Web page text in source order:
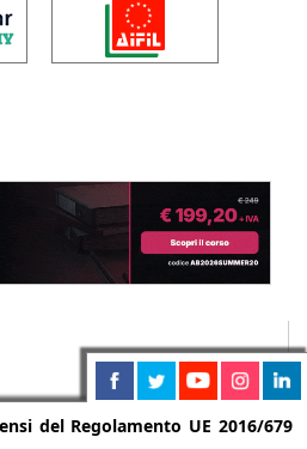
del Regolamento UE 2016/679